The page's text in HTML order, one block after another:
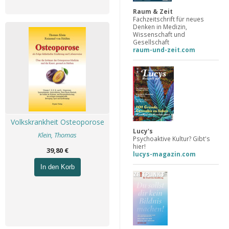
Volkskrankheit Osteoporose
Klein, Thomas
39,80 €
In den Korb
Raum & Zeit
Fachzeitschrift für neues
Denken in Medizin,
Wissenschaft und
Gesellschaft
raum-und-zeit.com
Lucy's
Psychoaktive Kultur? Gibt's
hier!
lucys-magazin.com